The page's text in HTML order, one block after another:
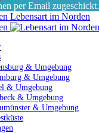
per Email zugeschickt.
Lebensart im Norden
& Umgebung
& Umgebung
& Umgebung
& Umgebung
& Umgebung